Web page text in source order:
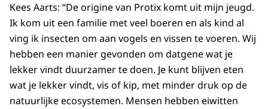
Kees Aarts: “De origine van Protix komt uit mijn jeugd.
Ik kom uit een familie met veel boeren en als kind al
ving ik insecten om aan vogels en vissen te voeren. Wij
hebben een manier gevonden om datgene wat je
lekker vindt duurzamer te doen. Je kunt blijven eten
wat je lekker vindt, vis of kip, met minder druk op de
natuurlijke ecosystemen. Mensen hebben eiwitten